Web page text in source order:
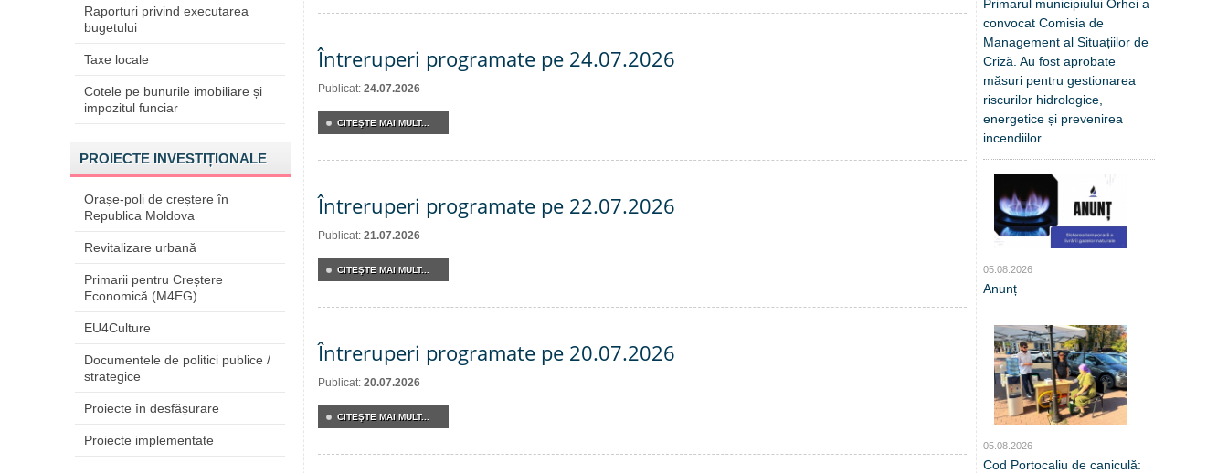
Raporturi privind executarea
bugetului
Taxe locale
Cotele pe bunurile imobiliare și
impozitul funciar
PROIECTE INVESTIȚIONALE
Orașe-poli de creștere în
Republica Moldova
Revitalizare urbană
Primarii pentru Creștere
Economică (M4EG)
EU4Culture
Documentele de politici publice /
strategice
Proiecte în desfășurare
Proiecte implementate
Întreruperi programate pe 24.07.2026
Publicat: 24.07.2026
CITEŞTE MAI MULT...
Întreruperi programate pe 22.07.2026
Publicat: 21.07.2026
CITEŞTE MAI MULT...
Întreruperi programate pe 20.07.2026
Publicat: 20.07.2026
CITEŞTE MAI MULT...
Primarul municipiului Orhei a
convocat Comisia de
Management al Situațiilor de
Criză. Au fost aprobate
măsuri pentru gestionarea
riscurilor hidrologice,
energetice și prevenirea
incendiilor
05.08.2026
Anunț
05.08.2026
Cod Portocaliu de caniculă: